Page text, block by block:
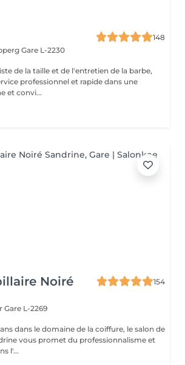
148
Gare L-2230
de la taille et de l'entretien de la barbe,
professionnel et rapide dans une
et convi...
Noiré
154
Gare L-2269
dans le domaine de la coiffure, le salon de
vous promet du professionnalisme et
l'...